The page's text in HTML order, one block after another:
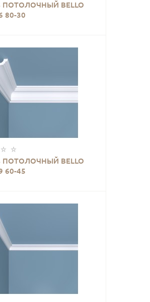
ПОТОЛОЧНЫЙ BELLO
80-30
ПОТОЛОЧНЫЙ BELLO
60-45